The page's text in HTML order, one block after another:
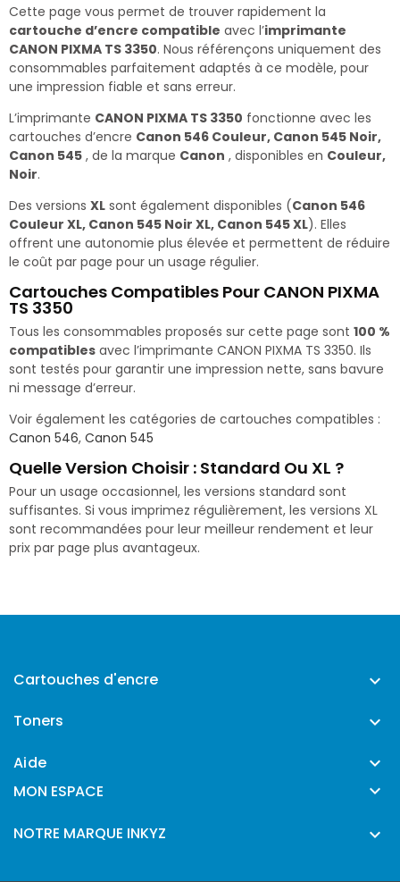
Cette page vous permet de trouver rapidement la
cartouche d’encre compatible avec l’imprimante
CANON PIXMA TS 3350. Nous référençons uniquement des
consommables parfaitement adaptés à ce modèle, pour
une impression fiable et sans erreur.
L’imprimante CANON PIXMA TS 3350 fonctionne avec les
cartouches d’encre Canon 546 Couleur, Canon 545 Noir,
Canon 545 , de la marque Canon , disponibles en Couleur,
Noir.
Des versions XL sont également disponibles (Canon 546
Couleur XL, Canon 545 Noir XL, Canon 545 XL). Elles
offrent une autonomie plus élevée et permettent de réduire
le coût par page pour un usage régulier.
Cartouches Compatibles Pour CANON PIXMA
TS 3350
Tous les consommables proposés sur cette page sont 100 %
compatibles avec l’imprimante CANON PIXMA TS 3350. Ils
sont testés pour garantir une impression nette, sans bavure
ni message d’erreur.
Voir également les catégories de cartouches compatibles :
Canon 546, Canon 545
Quelle Version Choisir : Standard Ou XL ?
Pour un usage occasionnel, les versions standard sont
suffisantes. Si vous imprimez régulièrement, les versions XL
sont recommandées pour leur meilleur rendement et leur
prix par page plus avantageux.
Cartouches d'encre 
Toners 
Aide 
MON ESPACE 
NOTRE MARQUE INKYZ 